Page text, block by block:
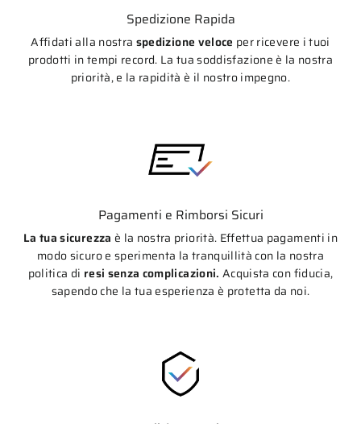
Spedizione Rapida
Affidati alla nostra spedizione veloce per ricevere i tuoi
prodotti in tempi record. La tua soddisfazione è la nostra
priorità, e la rapidità è il nostro impegno.
Pagamenti e Rimborsi Sicuri
La tua sicurezza è la nostra priorità. Effettua pagamenti in
modo sicuro e sperimenta la tranquillità con la nostra
politica di resi senza complicazioni. Acquista con fiducia,
sapendo che la tua esperienza è protetta da noi.